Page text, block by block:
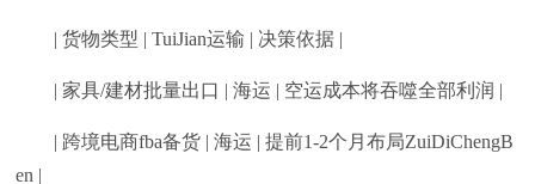
| 货物类型 | TuiJian运输 | 决策依据 |
| 家具/建材批量出口 | 海运 | 空运成本将吞噬全部利润 |
| 跨境电商fba备货 | 海运 | 提前1-2个月布局ZuiDiChengB
en |